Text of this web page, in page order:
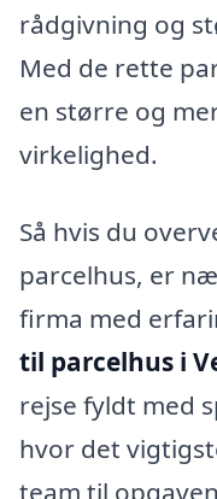
rådgivning og
Med de rette
en større og
virkelighed.
Så hvis du
parcelhus, er
firma med
til parcelhus i
rejse fyldt med
hvor det
team til